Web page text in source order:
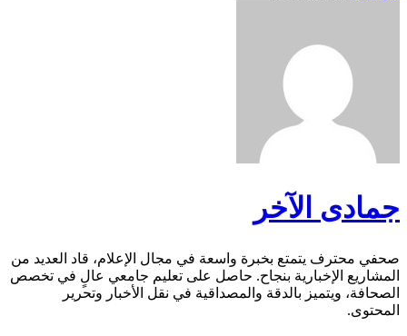
جمادى الآخر
صحفي محترف يتمتع بخبرة واسعة في مجال الإعلام، قاد العديد من
المشاريع الإخبارية بنجاح. حاصل على تعليم جامعي عالٍ في تخصص
الصحافة، ويتميز بالدقة والمصداقية في نقل الأخبار وتحرير
المحتوى.